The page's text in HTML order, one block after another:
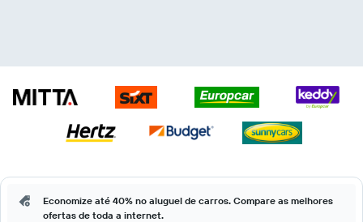
Economize até 40% no aluguel de carros. Compare as melhores
ofertas de toda a internet.